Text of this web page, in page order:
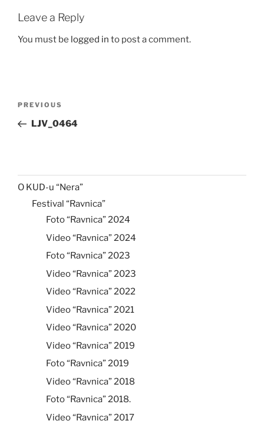
Leave a Reply
You must be logged in to post a comment.
Previous
Post
PREVIOUS
LJV_0464
O KUD-u “Nera”
Festival “Ravnica”
Foto “Ravnica” 2024
Video “Ravnica” 2024
Foto “Ravnica” 2023
Video “Ravnica” 2023
Video “Ravnica” 2022
Video “Ravnica” 2021
Video “Ravnica” 2020
Video “Ravnica” 2019
Foto “Ravnica” 2019
Video “Ravnica” 2018
Foto “Ravnica” 2018.
Video “Ravnica” 2017